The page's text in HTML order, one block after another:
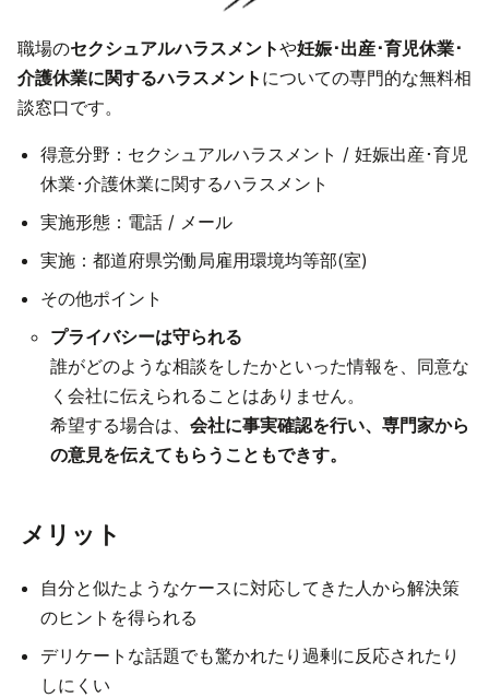
職場のセクシュアルハラスメントや妊娠･出産･育児休業･
介護休業に関するハラスメント についての専門的な無料相
談窓口です。
得意分野：セクシュアルハラスメント / 妊娠出産･育児
休業･介護休業に関するハラスメント
実施形態：電話 / メール
実施：都道府県労働局雇用環境均等部(室)
その他ポイント
プライバシーは守られる
誰がどのような相談をしたかといった情報を、同意な
く会社に伝えられることはありません。
希望する場合は、会社に事実確認を行い、専門家から
の意見を伝えてもらうこともできす。
メリット
自分と似たようなケースに対応してきた人から解決策
のヒントを得られる
デリケートな話題でも驚かれたり過剰に反応されたり
しにくい